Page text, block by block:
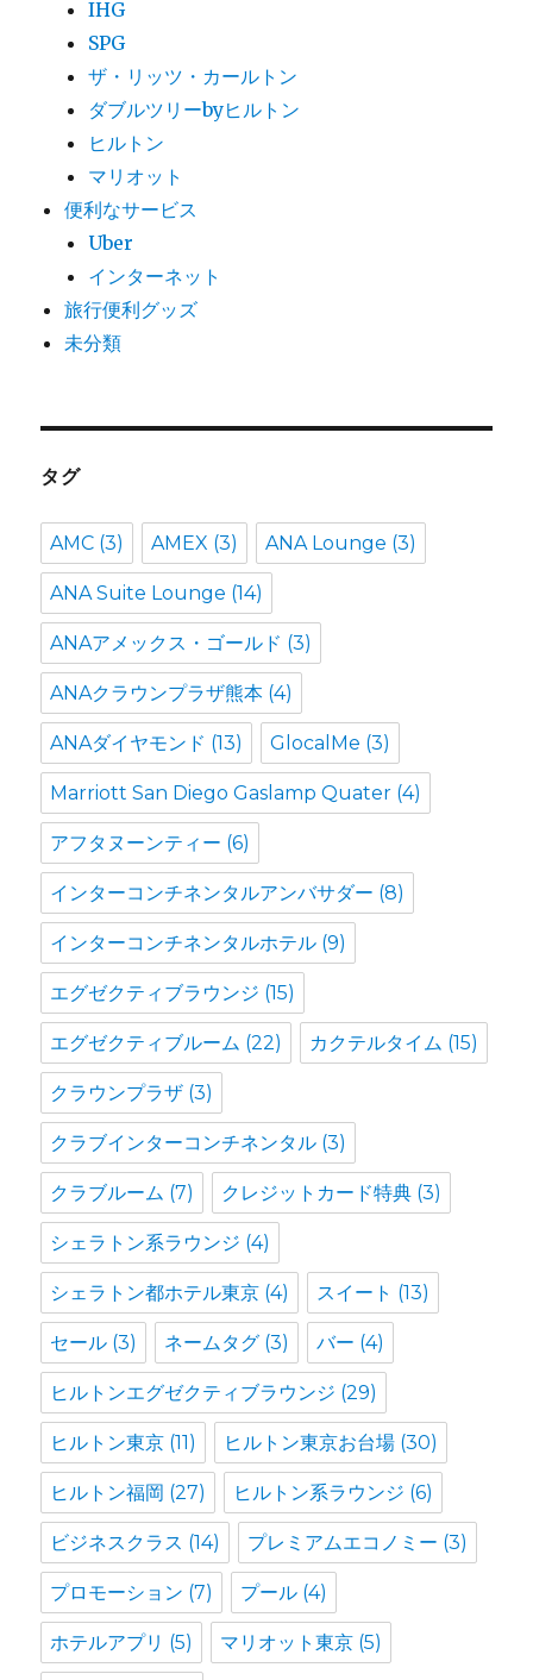
IHG
SPG
ザ・リッツ・カールトン
ダブルツリーbyヒルトン
ヒルトン
マリオット
便利なサービス
Uber
インターネット
旅行便利グッズ
未分類
タグ
AMC (3) AMEX (3) ANA Lounge (3)
ANA Suite Lounge (14)
ANAアメックス・ゴールド (3)
ANAクラウンプラザ熊本 (4)
ANAダイヤモンド (13) GlocalMe (3)
Marriott San Diego Gaslamp Quater (4)
アフタヌーンティー (6)
インターコンチネンタルアンバサダー (8)
インターコンチネンタルホテル (9)
エグゼクティブラウンジ (15)
エグゼクティブルーム (22) カクテルタイム (15)
クラウンプラザ (3)
クラブインターコンチネンタル (3)
クラブルーム (7) クレジットカード特典 (3)
シェラトン系ラウンジ (4)
シェラトン都ホテル東京 (4) スイート (13)
セール (3) ネームタグ (3) バー (4)
ヒルトンエグゼクティブラウンジ (29)
ヒルトン東京 (11) ヒルトン東京お台場 (30)
ヒルトン福岡 (27) ヒルトン系ラウンジ (6)
ビジネスクラス (14) プレミアムエコノミー (3)
プロモーション (7) プール (4)
ホテルアプリ (5) マリオット東京 (5)